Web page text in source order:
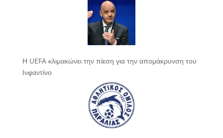
Η UEFA κλιμακώνει την πίεση για την απομάκρυνση του
Ινφαντίνο